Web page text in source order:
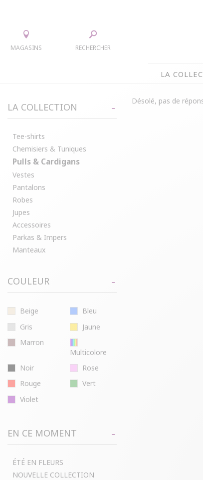
MAGASINS RECHERCHER
LA
TEE-SHIRTS
CHEMISIERS & TUNIQUES
PULLS & CARDIGANS
VESTES
LA COLLECTION
Tee-shirts
Chemisiers & Tuniques
Pulls & Cardigans
Vestes
Pantalons
Robes
Jupes
Accessoires
Parkas & Impers
Manteaux
COULEUR
Beige
Bleu
Gris
Jaune
Marron
Multicolore
Noir
Rose
Rouge
Vert
Violet
EN CE MOMENT
ÉTÉ EN FLEURS
NOUVELLE COLLECTION
Désolé, pas de